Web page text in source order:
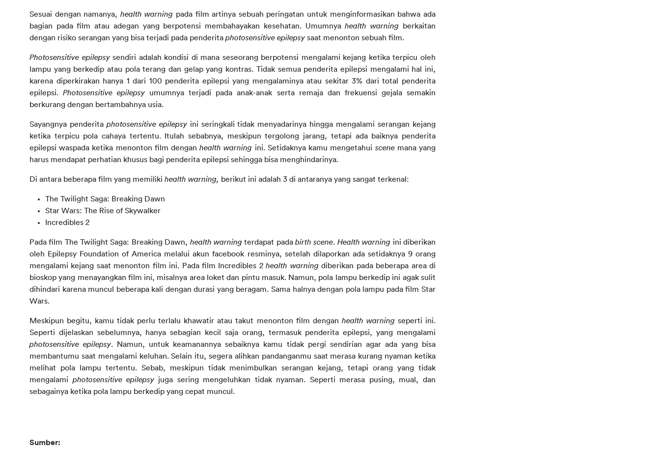
Sesuai dengan namanya, health warning pada film artinya sebuah peringatan untuk menginformasikan bahwa ada
bagian pada film atau adegan yang berpotensi membahayakan kesehatan. Umumnyahealth warning berkaitan
dengan risiko serangan yang bisa terjadi pada penderita photosensitive epilepsy saat menonton sebuah film.
Photosensitive epilepsysendiri adalah kondisi di mana seseorang berpotensi mengalami kejang ketika terpicu oleh
lampu yang berkedip atau pola terang dan gelap yang kontras. Tidak semua penderita epilepsi mengalami hal ini,
karena diperkirakan hanya 1 dari 100 penderita epilepsi yang mengalaminya atau sekitar 3% dari total penderita
epilepsi.Photosensitive epilepsy umumnya terjadi pada anak-anak serta remaja dan frekuensi gejala semakin
berkurang dengan bertambahnya usia.
Sayangnya penderita photosensitive epilepsy ini seringkali tidak menyadarinya hingga mengalami serangan kejang
ketika terpicu pola cahaya tertentu. Itulah sebabnya, meskipun tergolong jarang, tetapi ada baiknya penderita
epilepsi waspada ketika menonton film denganhealth warning ini. Setidaknya kamu mengetahui scene mana yang
harus mendapat perhatian khusus bagi penderita epilepsi sehingga bisa menghindarinya.
Di antara beberapa film yang memiliki health warning, berikut ini adalah 3 di antaranya yang sangat terkenal:
The Twilight Saga: Breaking Dawn
Star Wars: The Rise of Skywalker
Incredibles 2
Pada film The Twilight Saga: Breaking Dawn, health warningterdapat padabirth scene. Health warning ini diberikan
oleh Epilepsy Foundation of America melalui akun facebook resminya, setelah dilaporkan ada setidaknya 9 orang
mengalami kejang saat menonton film ini. Pada film Incredibles 2health warningdiberikan pada beberapa area di
bioskop yang menayangkan film ini, misalnya area loket dan pintu masuk. Namun, pola lampu berkedip ini agak sulit
dihindari karena muncul beberapa kali dengan durasi yang beragam. Sama halnya dengan pola lampu pada film Star
Wars.
Meskipun begitu, kamu tidak perlu terlalu khawatir atau takut menonton film dengan health warningseperti ini.
Seperti dijelaskan sebelumnya, hanya sebagian kecil saja orang, termasuk penderita epilepsi, yang mengalami
photosensitive epilepsy. Namun, untuk keamanannya sebaiknya kamu tidak pergi sendirian agar ada yang bisa
membantumu saat mengalami keluhan. Selain itu, segera alihkan pandanganmu saat merasa kurang nyaman ketika
melihat pola lampu tertentu. Sebab, meskipun tidak menimbulkan serangan kejang, tetapi orang yang tidak
mengalami photosensitive epilepsy juga sering mengeluhkan tidak nyaman. Seperti merasa pusing, mual, dan
sebagainya ketika pola lampu berkedip yang cepat muncul.
Sumber: